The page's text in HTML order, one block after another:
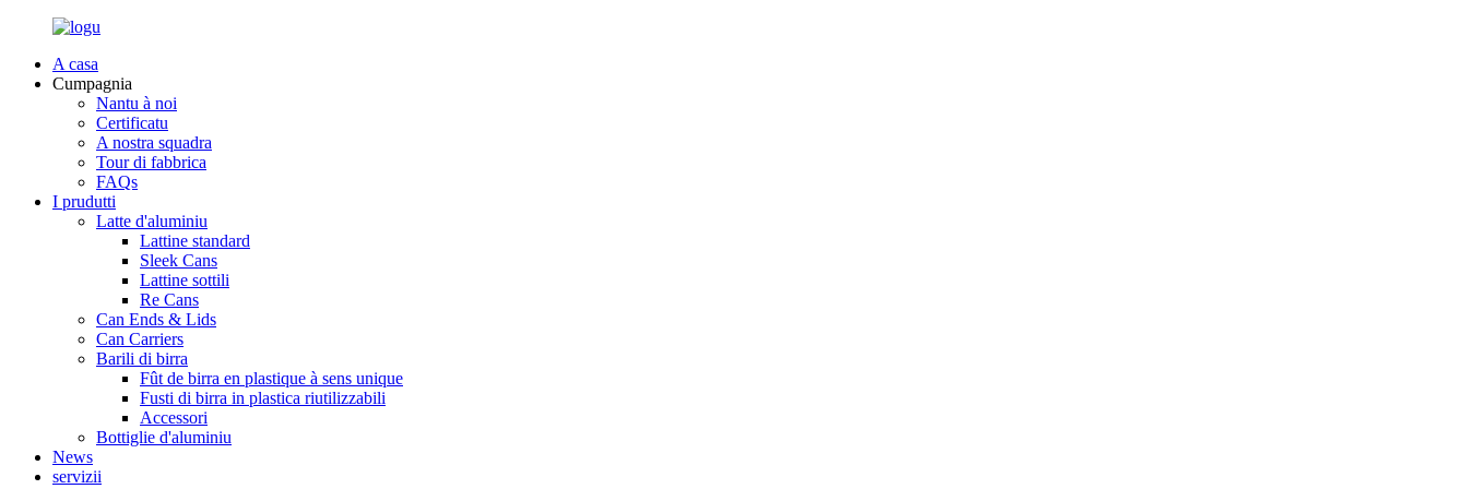
A casa
Cumpagnia
Nantu à noi
Certificatu
A nostra squadra
Tour di fabbrica
FAQs
I prudutti
Latte d'aluminiu
Lattine standard
Sleek Cans
Lattine sottili
Re Cans
Can Ends & Lids
Can Carriers
Barili di birra
Fût de birra en plastique à sens unique
Fusti di birra in plastica riutilizzabili
Accessori
Bottiglie d'aluminiu
News
servizii